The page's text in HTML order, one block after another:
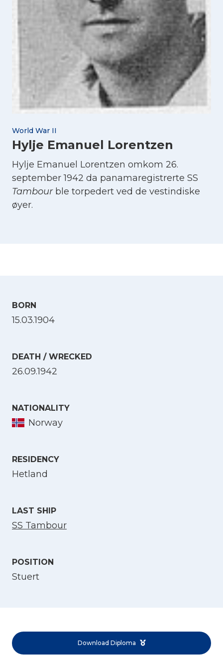
World War II
Hylje Emanuel Lorentzen
Hylje Emanuel Lorentzen omkom 26.
september 1942 da panamaregistrerte SS
Tambourble torpedert ved de vestindiske
øyer.
BORN
15.03.1904
DEATH / WRECKED
26.09.1942
NATIONALITY
Norway
RESIDENCY
Hetland
LAST SHIP
SS Tambour
POSITION
Stuert
Download Diploma
Select Language
Norsk bokmål